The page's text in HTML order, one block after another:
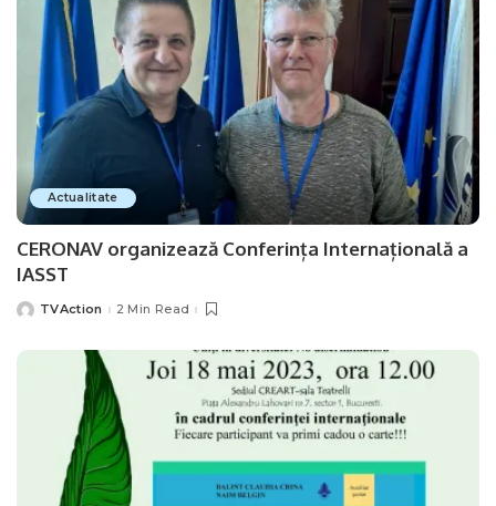
Actualitate
CERONAV organizează Conferința Internațională a
IASST
PostedTVAction 2 Min Read